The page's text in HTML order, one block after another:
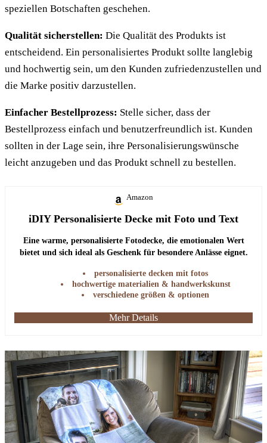
speziellen Botschaften geschehen.
Qualität sicherstellen: Die Qualität des Produkts ist
entscheidend. Ein personalisiertes Produkt sollte langlebig
und hochwertig sein, um den Kunden zufriedenzustellen und
die Marke positiv darzustellen.
Einfacher Bestellprozess: Stelle sicher, dass der
Bestellprozess einfach und benutzerfreundlich ist. Kunden
sollten in der Lage sein, ihre Personalisierungswünsche
leicht anzugeben und das Produkt schnell zu bestellen.
Amazon
iDIY Personalisierte Decke mit Foto und Text
Eine warme, personalisierte Fotodecke, die emotionalen Wert
bietet und sich ideal als Geschenk für besondere Anlässe eignet.
personalisierte decken mit fotos
hochwertige materialien & handwerkskunst
verschiedene größen & optionen
Mehr Details